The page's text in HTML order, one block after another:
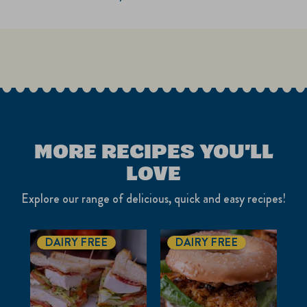
MORE RECIPES YOU'LL
LOVE
Explore our range of delicious, quick and easy recipes!
DAIRY FREE DAIRY FREE